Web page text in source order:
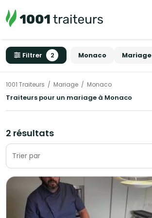
Filtrer 2 Monaco Mariage
1001 Traiteurs Mariage Monaco
Traiteurs pour un mariage à Monaco
2 résultats
Trier par